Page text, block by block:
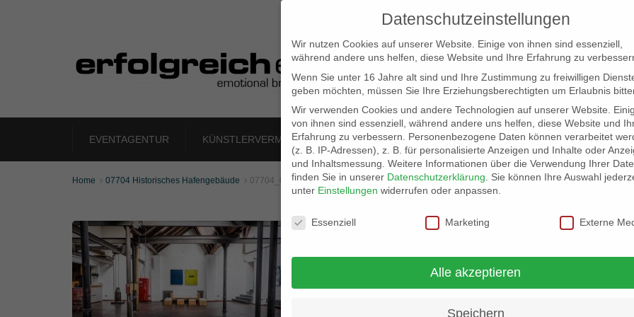
EVENTAGENTUR KÜNSTLERVERMITTLUNG LOCATION SCOUT ELB-LOCATION: PANORAMA
Home  07704 Historisches Hafengebäude  07704_07
Datenschutzeinstellungen
Wir nutzen Cookies auf unserer Website. Einige von ihnen sind essenziell,
während andere uns helfen, diese Website und Ihre Erfahrung zu
Wenn Sie unter 16 Jahre alt sind und Ihre Zustimmung zu freiwilligen
geben möchten, müssen Sie Ihre Erziehungsberechtigten um Erlaubnis
Wir verwenden Cookies und andere Technologien auf unserer Website.
von ihnen sind essenziell, während andere uns helfen, diese Website und
Erfahrung zu verbessern.
Personenbezogene Daten können verarbeitet
(z. B. IP-Adressen), z. B. für personalisierte Anzeigen und Inhalte oder
und Inhaltsmessung. Weitere Informationen über die Verwendung Ihrer
finden Sie in unserer Datenschutzerklärung
Sie können Ihre Auswahl
unter Einstellungen widerrufen oder anpassen.
Datenschutzeinstellungen
Essenziell Marketing Externe
Alle akzeptieren
Speichern